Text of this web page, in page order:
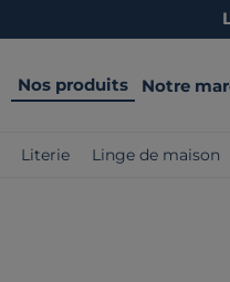
Nos produits Notre
Literie Linge de maison